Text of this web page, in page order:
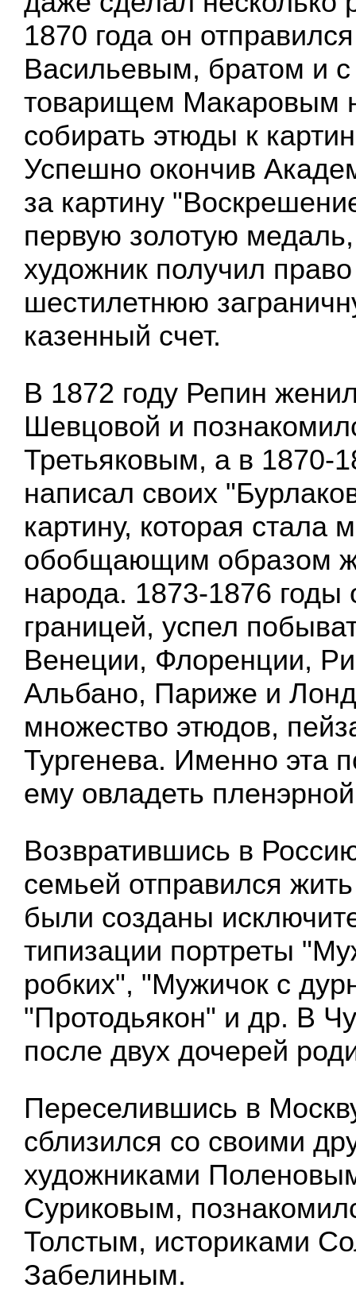
1870 года он
Васильевым, братом и
товарищем Макаровым
собирать этюды к
Успешно окончив
за картину
первую золотую
художник получил
шестилетнюю
казенный счет.
В 1872 году Репин
Шевцовой и
Третьяковым, а в 1870-
написал своих
картину, которая стала
обобщающим образом
народа. 1873-1876 годы
границей, успел
Венеции, Флоренции,
Альбано, Париже и
множество этюдов,
Тургенева. Именно эта
ему овладеть
Возвратившись в
семьей отправился
были созданы
типизации портреты
робких", "Мужичок с
"Протодьякон" и др. В
после двух дочерей
Переселившись в
сблизился со своими
художниками
Суриковым,
Толстым, историками
Забелиным.